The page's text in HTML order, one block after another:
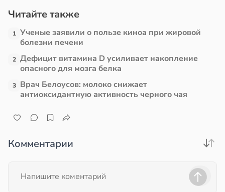
Читайте также
1 Ученые заявили о пользе киноа при жировой
болезни печени
2 Дефицит витамина D усиливает накопление
опасного для мозга белка
3 Врач Белоусов: молоко снижает
антиоксидантную активность черного чая
Комментарии